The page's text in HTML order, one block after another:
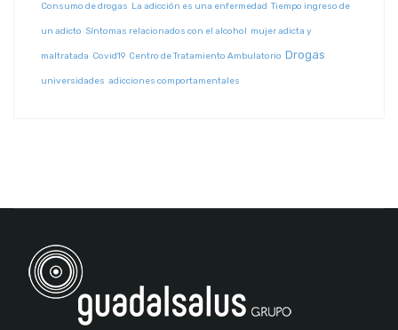
Consumo de drogas La adicción es una enfermedad Tiempo ingreso de
un adicto Síntomas relacionados con el alcohol mujer adicta y
maltratada Covid19 Centro de Tratamiento Ambulatorio Drogas
universidades adicciones comportamentales